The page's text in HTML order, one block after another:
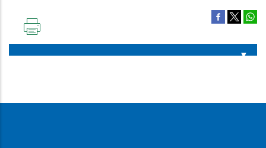
PÁGINA